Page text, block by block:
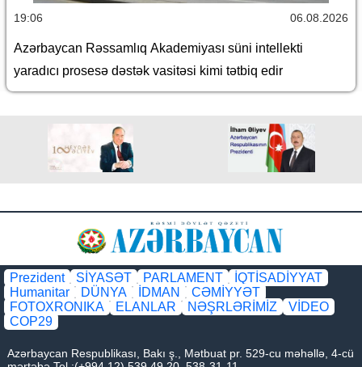
19:06 06.08.2026
Azərbaycan Rəssamlıq Akademiyası süni intellekti
yaradıcı prosesə dəstək vasitəsi kimi tətbiq edir
Prezident SİYASƏT PARLAMENT
İQTİSADİYYAT
Humanitar
DÜNYA İDMAN
CƏMİYYƏT
FOTOXRONIKA
ELANLAR NƏŞRLƏRİMİZ
VİDEO
COP29
Azərbaycan Respublikası, Bakı ş., Mətbuat pr. 529-cu məhəllə, 4-cü